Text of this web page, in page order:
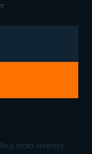
Tous droits résérvés